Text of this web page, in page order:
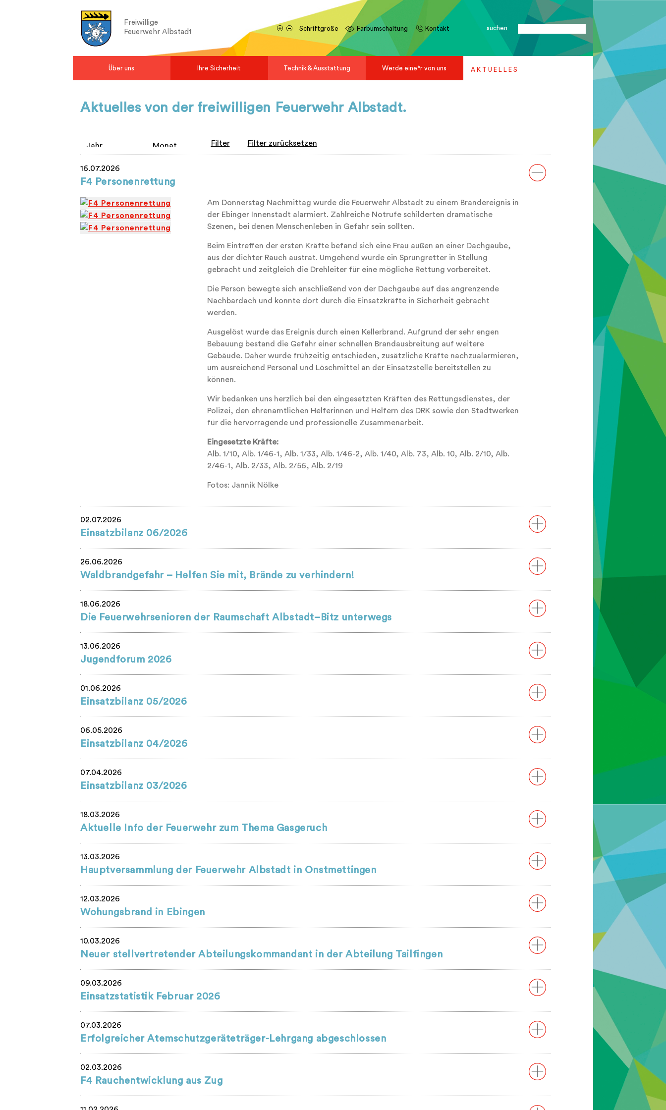
Freiwillige
Feuerwehr Albstadt
Schriftgröße Farbumschaltung Kontakt suchen
Über uns Ihre Sicherheit Technik & Ausstattung Werde eine*r von uns A K T U E L L E S
Aktuelles von der freiwilligen Feuerwehr Albstadt.
Filter Filter zurücksetzen
16.07.2026
F4 Personenrettung
Am Donnerstag Nachmittag wurde die Feuerwehr Albstadt zu einem Brandereignis in
der Ebinger Innenstadt alarmiert. Zahlreiche Notrufe schilderten dramatische
Szenen, bei denen Menschenleben in Gefahr sein sollten.
Beim Eintreffen der ersten Kräfte befand sich eine Frau außen an einer Dachgaube,
aus der dichter Rauch austrat. Umgehend wurde ein Sprungretter in Stellung
gebracht und zeitgleich die Drehleiter für eine mögliche Rettung vorbereitet.
Die Person bewegte sich anschließend von der Dachgaube auf das angrenzende
Nachbardach und konnte dort durch die Einsatzkräfte in Sicherheit gebracht
werden.
Ausgelöst wurde das Ereignis durch einen Kellerbrand. Aufgrund der sehr engen
Bebauung bestand die Gefahr einer schnellen Brandausbreitung auf weitere
Gebäude. Daher wurde frühzeitig entschieden, zusätzliche Kräfte nachzualarmieren,
um ausreichend Personal und Löschmittel an der Einsatzstelle bereitstellen zu
können.
Wir bedanken uns herzlich bei den eingesetzten Kräften des Rettungsdienstes, der
Polizei, den ehrenamtlichen Helferinnen und Helfern des DRK sowie den Stadtwerken
für die hervorragende und professionelle Zusammenarbeit.
Eingesetzte Kräfte:
Alb. 1/10, Alb. 1/46-1, Alb. 1/33, Alb. 1/46-2, Alb. 1/40, Alb. 73, Alb. 10, Alb. 2/10, Alb.
2/46-1, Alb. 2/33, Alb. 2/56, Alb. 2/19
Fotos: Jannik Nölke
02.07.2026
Einsatzbilanz 06/2026
26.06.2026
Waldbrandgefahr – Helfen Sie mit, Brände zu verhindern!
18.06.2026
Die Feuerwehrsenioren der Raumschaft Albstadt–Bitz unterwegs
13.06.2026
Jugendforum 2026
01.06.2026
Einsatzbilanz 05/2026
06.05.2026
Einsatzbilanz 04/2026
07.04.2026
Einsatzbilanz 03/2026
18.03.2026
Aktuelle Info der Feuerwehr zum Thema Gasgeruch
13.03.2026
Hauptversammlung der Feuerwehr Albstadt in Onstmettingen
12.03.2026
Wohungsbrand in Ebingen
10.03.2026
Neuer stellvertretender Abteilungskommandant in der Abteilung Tailfingen
09.03.2026
Einsatzstatistik Februar 2026
07.03.2026
Erfolgreicher Atemschutzgeräteträger-Lehrgang abgeschlossen
02.03.2026
F4 Rauchentwicklung aus Zug